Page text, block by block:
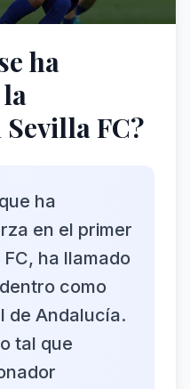
ha
FC?
ha
en el primer
ha llamado
como
de Andalucía.
tal que